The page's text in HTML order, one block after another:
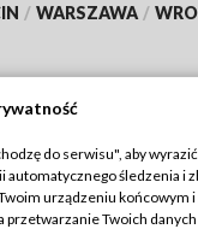
/ WARSZAWA /
TVP
do serwisu", aby
śledzenia i
urządzeniu końcowym i
przetwarzanie Twoich